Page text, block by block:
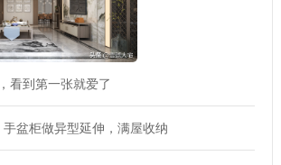
看到第一张就爱了
盆柜做异型延伸，满屋收纳